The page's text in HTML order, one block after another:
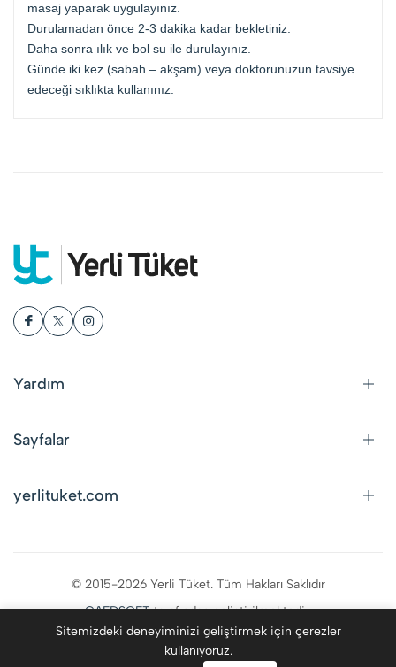
masaj yaparak uygulayınız.
Durulamadan önce 2-3 dakika kadar bekletiniz.
Daha sonra ılık ve bol su ile durulayınız.
Günde iki kez (sabah – akşam) veya doktorunuzun tavsiye
edeceği sıklıkta kullanınız.
Yardım
Sayfalar
yerlituket.com
© 2015-2026 Yerli Tüket. Tüm Hakları Saklıdır
CAFDSOFTtarafından geliştirilmektedir.
Sitemizdeki deneyiminizi geliştirmek için çerezler
kullanıyoruz.
0